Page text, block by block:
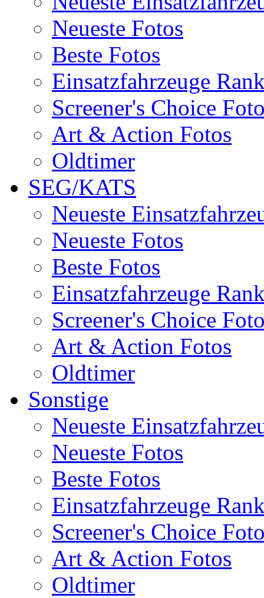
Neueste Fotos
Beste Fotos
Einsatzfahrzeuge
Screener's Choice
Art & Action Fotos
Oldtimer
SEG/KATS
Neueste
Neueste Fotos
Beste Fotos
Einsatzfahrzeuge
Screener's Choice
Art & Action Fotos
Oldtimer
Sonstige
Neueste
Neueste Fotos
Beste Fotos
Einsatzfahrzeuge
Screener's Choice
Art & Action Fotos
Oldtimer